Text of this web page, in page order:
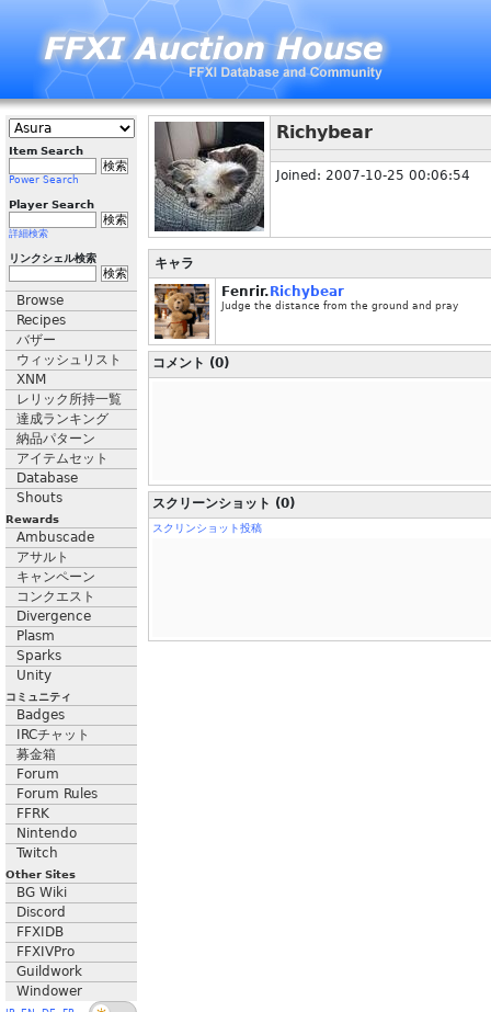
Item Search
Power Search
Player Search
詳細検索
リンクシェル検索
Browse
Recipes
バザー
ウィッシュリスト
XNM
レリック所持一覧
達成ランキング
納品パターン
アイテムセット
Database
Shouts
Rewards
Ambuscade
アサルト
キャンペーン
コンクエスト
Divergence
Plasm
Sparks
Unity
コミュニティ
Badges
IRCチャット
募金箱
Forum
Forum Rules
FFRK
Nintendo
Twitch
Other Sites
BG Wiki
Discord
FFXIDB
FFXIVPro
Guildwork
Windower
Richybear
Joined: 2007-10-25 00:06:54
キャラ
Fenrir. Richybear
Judge the distance from the ground and pray
コメント (0)
スクリーンショット (0)
スクリンショット投稿